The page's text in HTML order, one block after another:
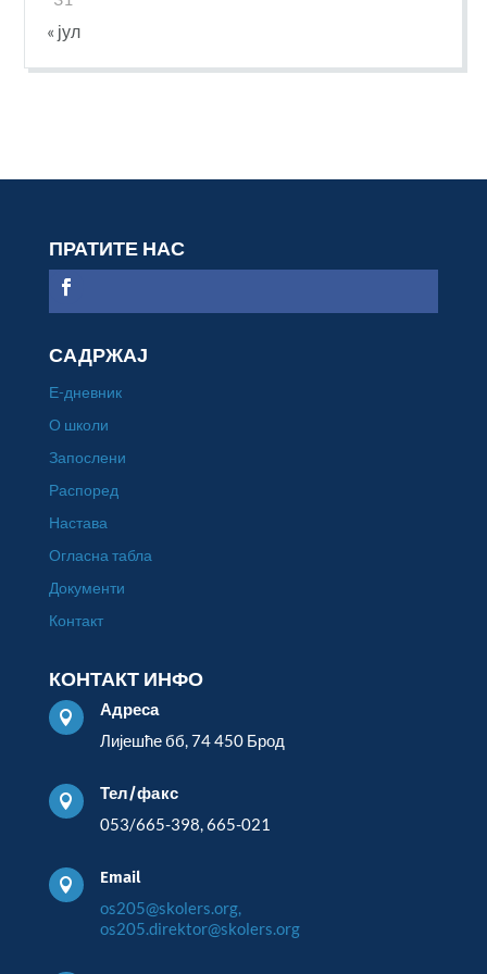
« јул
ПРАТИТЕ НАС
САДРЖАЈ
Е-дневник
О школи
Запослени
Распоред
Настава
Огласна табла
Документи
Контакт
КОНТАКТ ИНФО

Адреса
Лијешће бб, 74 450 Брод

Тел/факс
053/665-398, 665-021

Email
os205@skolers.org,
os205.direktor@skolers.org